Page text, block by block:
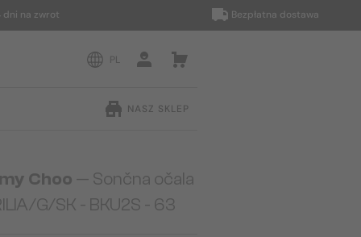
zwrot Bezpłatna dostawa
PL
NASZ SKLEP
Choo — Sončna očala
G/SK - BKU2S - 63